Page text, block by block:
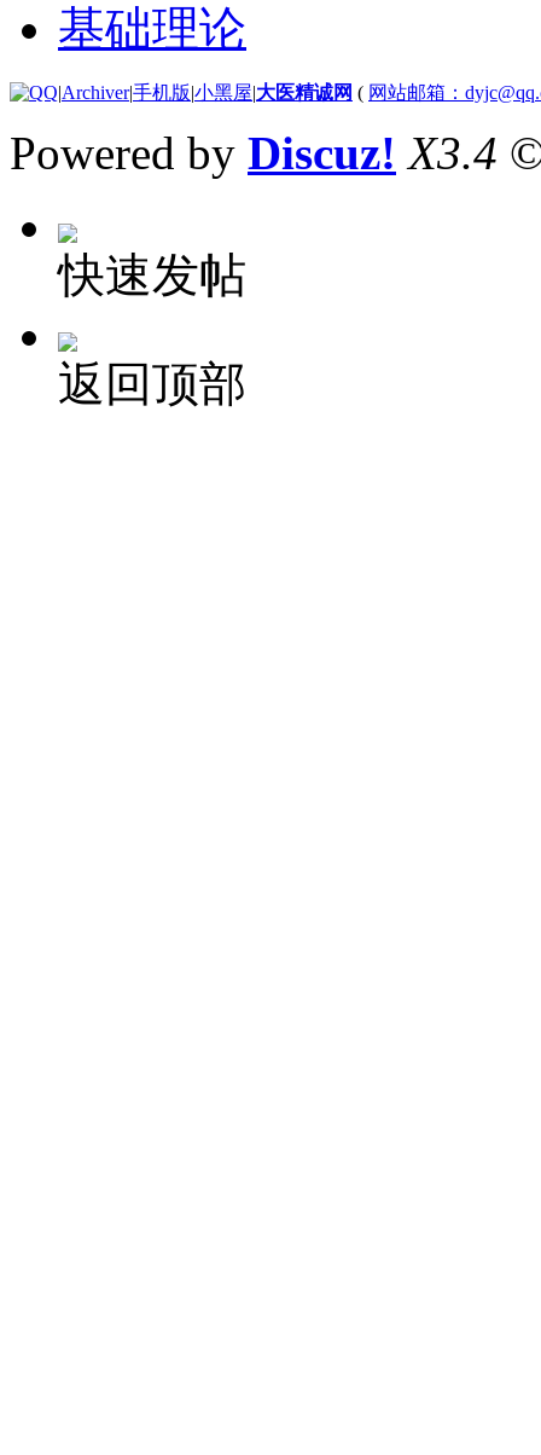
基础理论
|Archiver|手机版|小黑屋|大医精诚网 ( 网站邮箱：
Powered by Discuz! X3.4
快速发帖
返回顶部